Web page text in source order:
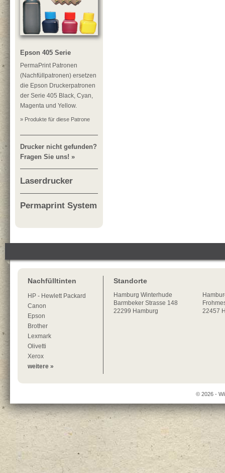
Epson 405 Serie
PermaPrint Patronen
(Nachfüllpatronen) ersetzen
die Epson Druckerpatronen
der Serie 405 Black, Cyan,
Magenta und Yellow.
» Produkte für diese Patrone
Drucker nicht gefunden?
Fragen Sie uns! »
Laserdrucker
Permaprint System
Nachfülltinten
HP - Hewlett Packard
Canon
Epson
Brother
Lexmark
Olivetti
Xerox
weitere »
Standorte
Hamburg Winterhude
Barmbeker Strasse 148
22299 Hamburg
22457
© 2026 -